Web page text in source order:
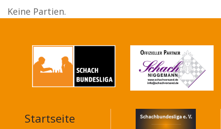
Keine Partien.
MAIN
Startseite